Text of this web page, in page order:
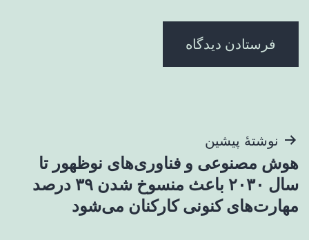
راهبری
نوشته
نوشتهٔ پیشین
هوش مصنوعی و فناوری‌های نوظهور تا
سال ۲۰۳۰ باعث منسوخ شدن ۳۹ درصد
مهارت‌های کنونی کارکنان می‌شود